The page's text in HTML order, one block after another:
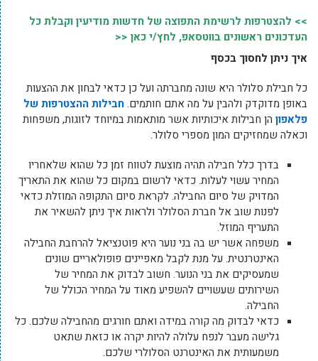
>> להצטרפות לרשימת התפוצה של חדשות מודיעין וקבלת כל
העדכונים ראשונים בווטסאפ, לחץ/י כאן <<
איך ניתן לחסוך בכסף
כל חבילת סלולר היא שונה מחברתה ועל כן כדאי לבחון את ההצעות
באופן מדוקדק ולהבין על מה אתם חותמים.חבילות ההצטרפות של
פלאפון הן חבילות איכותיות אשר מותאמות במיוחד לזוגות, משפחות
וכאלה שמחזיקים המון מספרי סלולר.
בדרך כלל חבילה תהיה מוצעת לטווח זמן כל שהוא שלאחריו
המחיר עשוי לעלות. כדאי לרשום במקום כל שהוא את התאריך
המדויק של סיום החבילה. לקראת סיום התקופה המוזלת כדאי
לפנות שוב אל חברת הסלולר ולראות איך ניתן להשאיר את
התעריף המוזל.
משפחה אשר יש בה בני נוער היא פוטנציאל להרחבת החבילה
האינטרנטית. על מנת לקבל מאפיינים פופולאריים שונים
שמעסיקים את בני הנוער. חשוב לבדוק את המחיר של
השירותים שעשויים להשפיע מאוד על המחיר הכולל של
החבילה.
כדאי לבדוק מה קורה במידה ואתם חורגים מהחבילה שלכם. כל
גלישה מעבר לנפח עלולה להיות יקרה או כזאת שתאט
משמעותית את האינטרנט הסלולרי שלכם.